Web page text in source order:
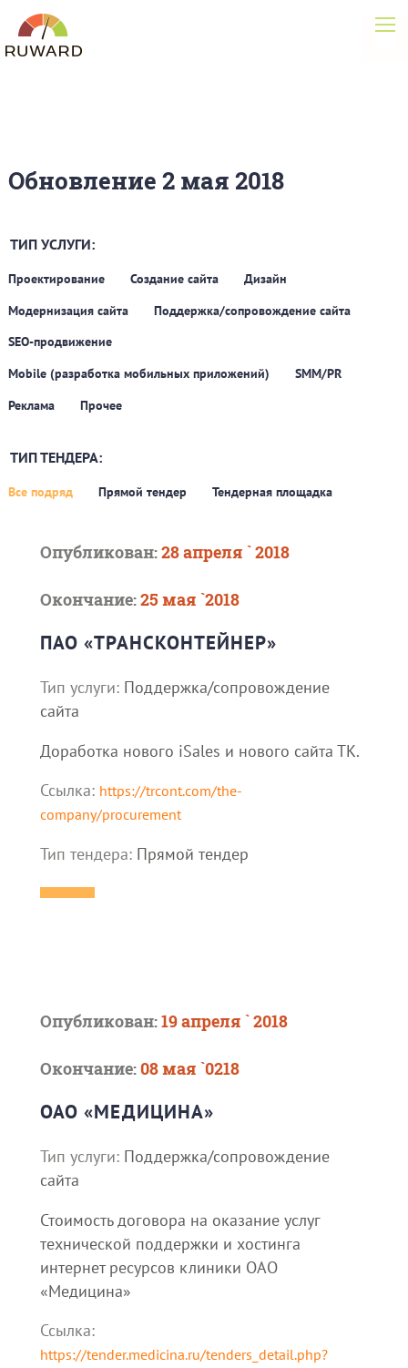
Обновление 2 мая 2018
ТИП УСЛУГИ:
Проектирование Создание сайта
Дизайн
Модернизация сайта
Поддержка/сопровождение сайта
SEO-продвижение
Mobile (разработка мобильных приложений)
SMM/PR
Реклама
Прочее
ТИП ТЕНДЕРА:
Все подряд Прямой тендер Тендерная площадка
Опубликован:28 апреля ` 2018
Окончание:25 мая `2018
ПАО «ТРАНСКОНТ­ЕЙНЕР»
Тип услуги: Поддержка/сопровождение
сайта
Доработка нового iSales и нового сайта ТК.
Ссылка: https://trcont.com/the-
company/procurement
Тип тендера: Прямой тендер
Опубликован:19 апреля ` 2018
Окончание:08 мая `0218
ОАО «МЕДИЦИНА»
Тип услуги: Поддержка/сопровождение
сайта
Стоимость договора на оказание услуг
технической поддержки и хостинга
интернет ресурсов клиники ОАО
«Медицина»
Ссылка:
https://tender.medicina.ru/tenders_detail.php?